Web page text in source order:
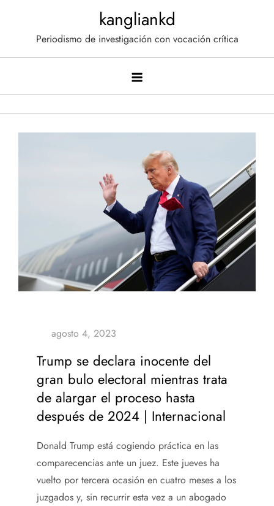
contenido
kangliankd
Periodismo de investigación con vocación crítica
Trump se declara inocente del
gran bulo electoral mientras trata
de alargar el proceso hasta
después de 2024 | Internacional
Donald Trump está cogiendo práctica en las
comparecencias ante un juez. Este jueves ha
vuelto por tercera ocasión en cuatro meses a los
juzgados y, sin recurrir esta vez a un abogado